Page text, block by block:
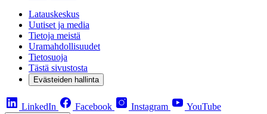
Latauskeskus
Uutiset ja media
Tietoja meistä
Uramahdollisuudet
Tietosuoja
Tästä sivustosta
Evästeiden hallinta
LinkedIn Facebook Instagram YouTube